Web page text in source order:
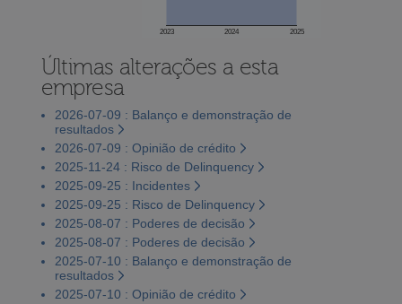
2023 2024 2025
Últimas alterações a esta
empresa
2026-07-09 : Balanço e demonstração de
resultados
2026-07-09 : Opinião de crédito
2025-11-24 : Risco de Delinquency
2025-09-25 : Incidentes
2025-09-25 : Risco de Delinquency
2025-08-07 : Poderes de decisão
2025-08-07 : Poderes de decisão
2025-07-10 : Balanço e demonstração de
resultados
2025-07-10 : Opinião de crédito